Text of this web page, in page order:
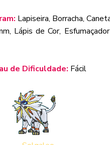
Lapiseira, Borracha,
Lápis de Cor,
de Dificuldade: Fácil